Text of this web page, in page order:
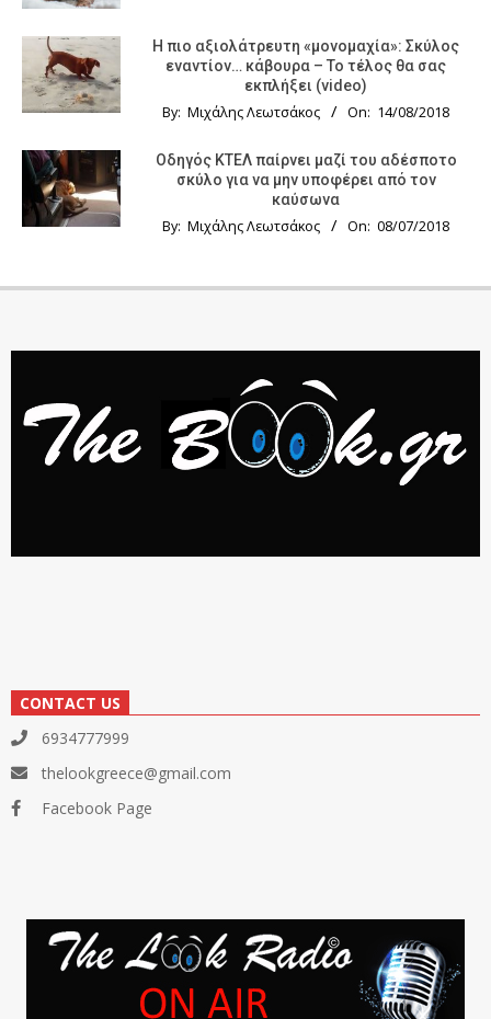
Η πιο αξιολάτρευτη «μονομαχία»: Σκύλος
εναντίον… κάβουρα – Το τέλος θα σας
εκπλήξει (video)
By: Μιχάλης Λεωτσάκος On: 14/08/2018
Οδηγός KTΕΛ παίρνει μαζί του αδέσποτο
σκύλο για να μην υποφέρει από τον
καύσωνα
By: Μιχάλης Λεωτσάκος On: 08/07/2018
CONTACT US
6934777999
thelookgreece@gmail.com
Facebook Page